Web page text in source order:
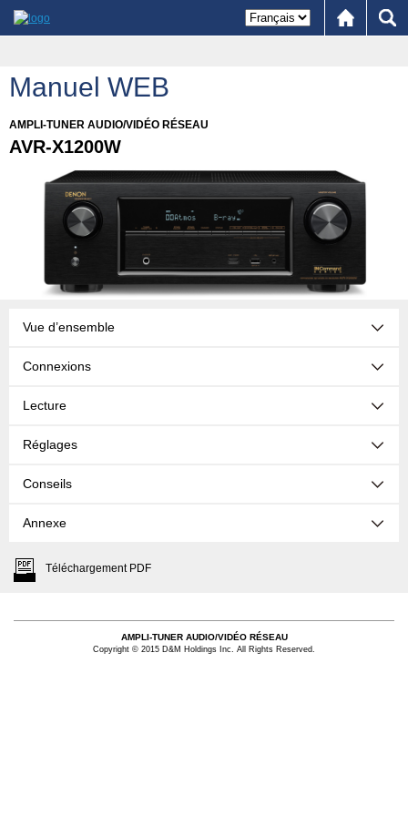
Manuel WEB
AMPLI-TUNER AUDIO/VIDÉO RÉSEAU
AVR-X1200W
Vue d’ensemble
Connexions
Lecture
Réglages
Conseils
Annexe
Téléchargement PDF
AMPLI-TUNER AUDIO/VIDÉO RÉSEAU
Copyright © 2015 D&M Holdings Inc. All Rights Reserved.